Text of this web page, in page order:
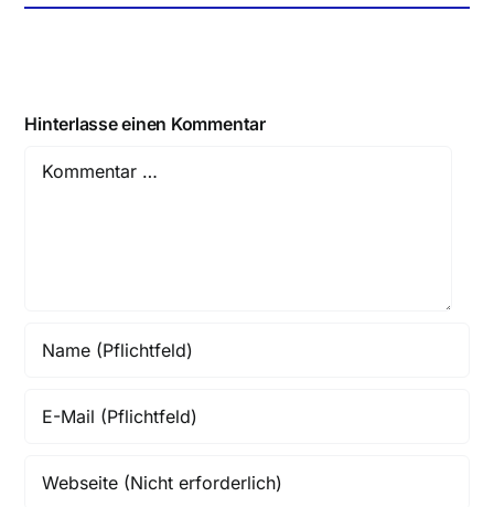
Hinterlasse einen Kommentar
Comment